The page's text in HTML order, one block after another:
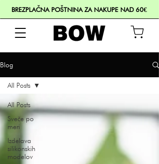
BREZPLAČNA POŠTNINA ZA NAKUPE NAD 60€
Blog
All Posts
Sveče po
meri
Izdelava
silikonskih
modelov
All Posts